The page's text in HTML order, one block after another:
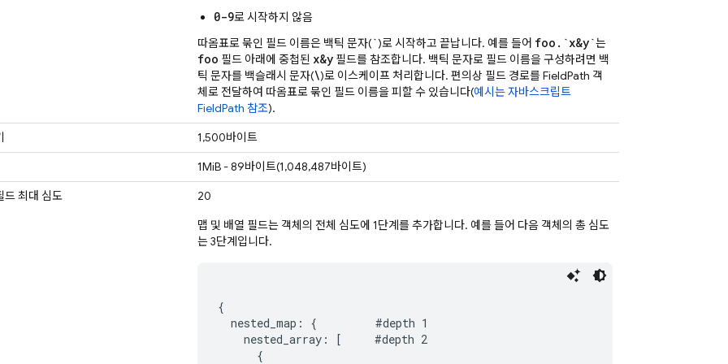
0-9로 시작하지 않음
따옴표로 묶인 필드 이름은 백틱 문자(`)로 시작하고 끝납니다. 예를 들어 foo . `x&y`는
foo 필드 아래에 중첩된 x&y 필드를 참조합니다. 백틱 문자로 필드 이름을 구성하려면 백
틱 문자를 백슬래시 문자(\)로 이스케이프 처리합니다. 편의상 필드 경로를 FieldPath 객
체로 전달하여 따옴표로 묶인 필드 이름을 피할 수 있습니다(예시는 자바스크립트
FieldPath 참조).
1,500바이트
1MiB - 89바이트(1,048,487바이트)
드 최대 심도
20
맵 및 배열 필드는 객체의 전체 심도에 1단계를 추가합니다. 예를 들어 다음 객체의 총 심도
는 3단계입니다.
{
  nested_map: {         #depth 1
    nested_array: [     #depth 2
      {